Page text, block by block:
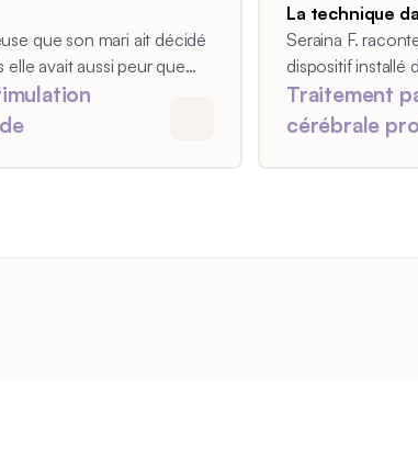
que son mari ait décidé
elle avait aussi peur que
mal.
La technique
Seraina F.
dispositif installé
Traitement
cérébrale